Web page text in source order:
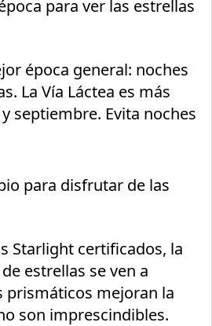
para ver las estrellas
época general: noches
La Vía Láctea es más
septiembre. Evita noches
para disfrutar de las
Starlight certificados, la
estrellas se ven a
prismáticos mejoran la
son imprescindibles.